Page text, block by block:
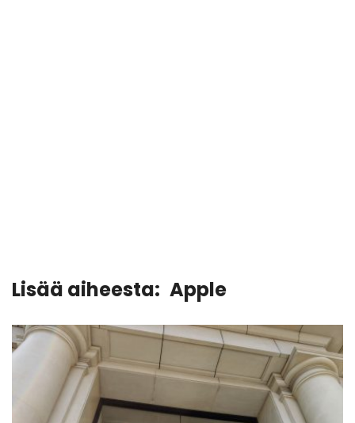
Lisää aiheesta: Apple